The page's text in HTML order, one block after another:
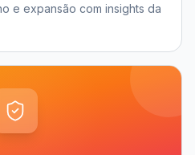
e expansão com insights da